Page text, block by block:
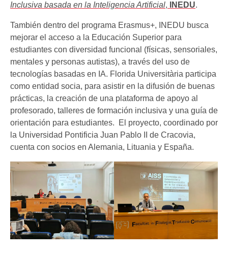
Inclusiva basada en la Inteligencia Artificial, INEDU.
También dentro del programa Erasmus+, INEDU busca
mejorar el acceso a la Educación Superior para
estudiantes con diversidad funcional (físicas, sensoriales,
mentales y personas autistas), a través del uso de
tecnologías basadas en IA. Florida Universitària participa
como entidad socia, para asistir en la difusión de buenas
prácticas, la creación de una plataforma de apoyo al
profesorado, talleres de formación inclusiva y una guía de
orientación para estudiantes. El proyecto, coordinado por
la Universidad Pontificia Juan Pablo II de Cracovia,
cuenta con socios en Alemania, Lituania y España.